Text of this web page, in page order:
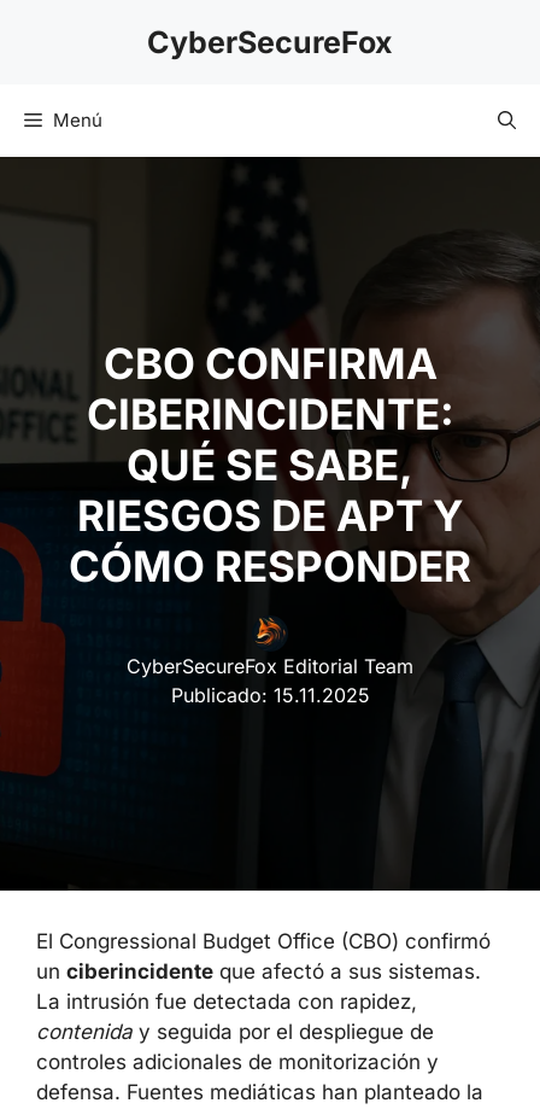
CyberSecureFox
Menú
CBO CONFIRMA
CIBERINCIDENTE:
QUÉ SE SABE,
RIESGOS DE APT Y
CÓMO RESPONDER
CyberSecureFox Editorial Team
Publicado: 15.11.2025
El Congressional Budget Office (CBO) confirmó
un ciberincidente que afectó a sus sistemas.
La intrusión fue detectada con rapidez,
contenida y seguida por el despliegue de
controles adicionales de monitorización y
defensa. Fuentes mediáticas han planteado la